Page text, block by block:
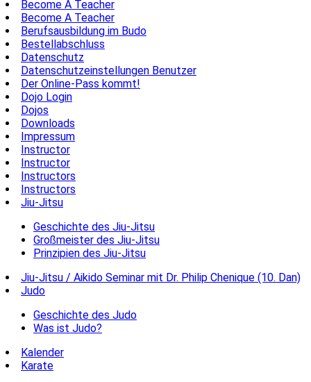
Become A Teacher
Become A Teacher
Berufsausbildung im Budo
Bestellabschluss
Datenschutz
Datenschutzeinstellungen Benutzer
Der Online-Pass kommt!
Dojo Login
Dojos
Downloads
Impressum
Instructor
Instructor
Instructors
Instructors
Jiu-Jitsu
Geschichte des Jiu-Jitsu
Großmeister des Jiu-Jitsu
Prinzipien des Jiu-Jitsu
Jiu-Jitsu / Aikido Seminar mit Dr. Philip Chenique (10. Dan)
Judo
Geschichte des Judo
Was ist Judo?
Kalender
Karate